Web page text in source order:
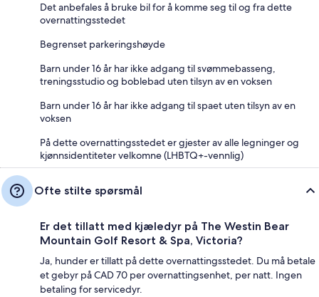
Det anbefales å bruke bil for å komme seg til og fra dette
overnattingsstedet
Begrenset parkeringshøyde
Barn under 16 år har ikke adgang til svømmebasseng,
treningsstudio og boblebad uten tilsyn av en voksen
Barn under 16 år har ikke adgang til spaet uten tilsyn av en
voksen
På dette overnattingsstedet er gjester av alle legninger og
kjønnsidentiteter velkomne (LHBTQ+-vennlig)
Ofte stilte spørsmål
Er det tillatt med kjæledyr på The Westin Bear
Mountain Golf Resort & Spa, Victoria?
Ja, hunder er tillatt på dette overnattingsstedet. Du må betale
et gebyr på CAD 70 per overnattingsenhet, per natt. Ingen
betaling for servicedyr.